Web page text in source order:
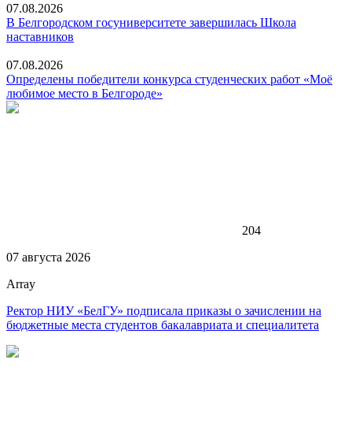
07.08.2026
В Белгородском госуниверситете завершилась Школа
наставников
07.08.2026
Определены победители конкурса студенческих работ «Моё
любимое место в Белгороде»
204
07 августа 2026
Array
Ректор НИУ «БелГУ» подписала приказы о зачислении на
бюджетные места студентов бакалавриата и специалитета